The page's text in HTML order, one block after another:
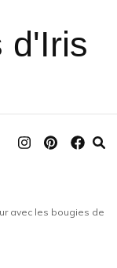
d'Iris
avec les bougies de